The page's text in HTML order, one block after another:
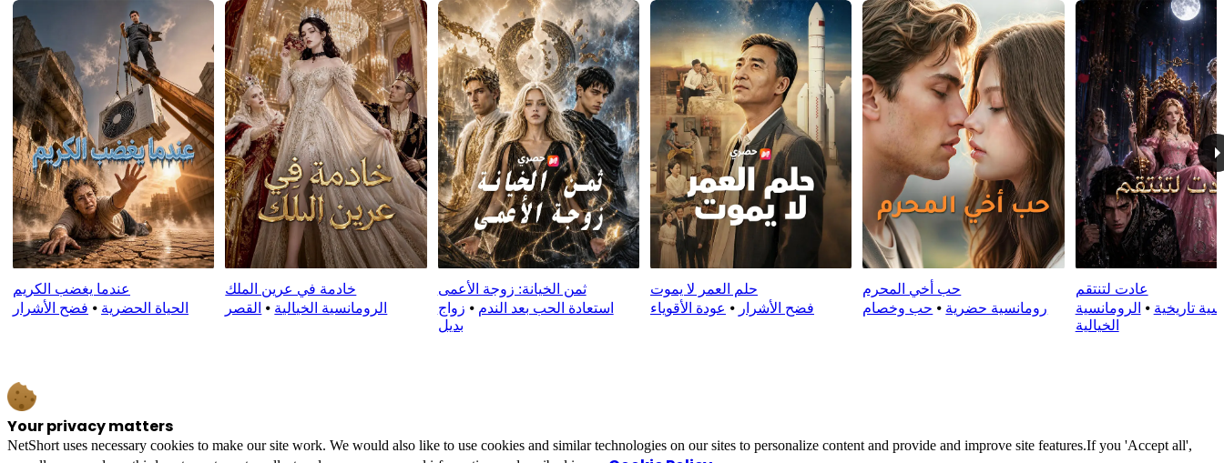
عندما يغضب الكريم
الحياة الحضرية ⦁ فضح الأشرار
خادمة في عرين الملك
الرومانسية الخيالية ⦁ القصر
ثمن الخيانة: زوجة الأعمى
استعادة الحب بعد الندم ⦁ زواج
بديل
حلم العمر لا يموت
فضح الأشرار ⦁ عودة الأقوياء
حب أخي المحرم
رومانسية حضرية ⦁ حب وخصام
عادت لتنتقم
تاريخية ⦁ الرومانسية
الخيالية
Your privacy matters
NetShort uses necessary cookies to make our site work. We would also like to use cookies and similar technologies on our sites to personalize content and provide and improve site features.If you 'Accept all',